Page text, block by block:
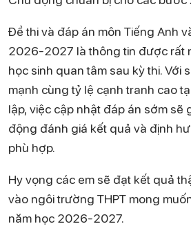
Đề thi và đáp án môn Tiếng Anh
2026-2027 là thông tin được rất
học sinh quan tâm sau kỳ thi. Với
mạnh cùng tỷ lệ cạnh tranh cao
lập, việc cập nhật đáp án sớm sẽ
động đánh giá kết quả và định
phù hợp.
Hy vọng các em sẽ đạt kết quả
vào ngôi trường THPT mong
năm học 2026-2027.